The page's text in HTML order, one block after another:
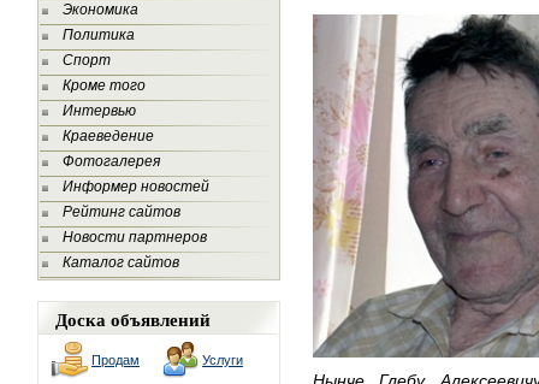
Экономика
Политика
Спорт
Кроме того
Интервью
Краеведение
Фотогалерея
Информер новостей
Рейтинг сайтов
Новости партнеров
Каталог сайтов
Доска объявлений
Продам Услуги